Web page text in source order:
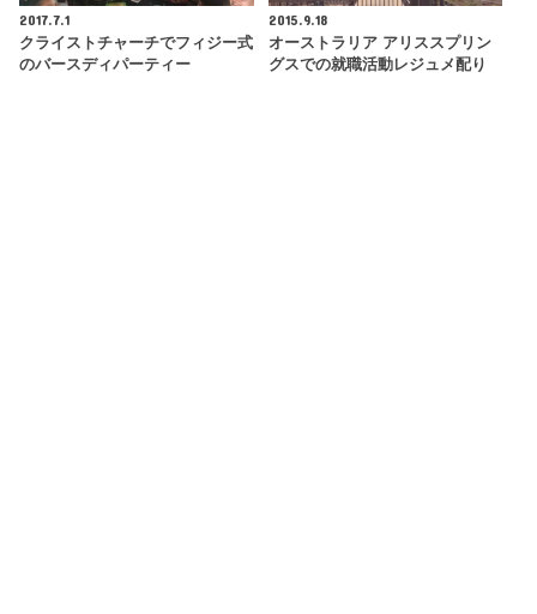
2017.7.1
クライストチャーチでフィジー式
のバースディパーティー
2015.9.18
オーストラリア アリススプリン
グスでの就職活動レジュメ配り